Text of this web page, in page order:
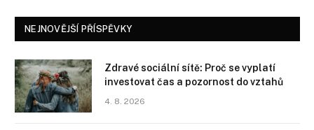
NEJNOVĚJŠÍ PŘÍSPĚVKY
Zdravé sociální sítě: Proč se vyplatí
investovat čas a pozornost do vztahů
4. 8. 2026